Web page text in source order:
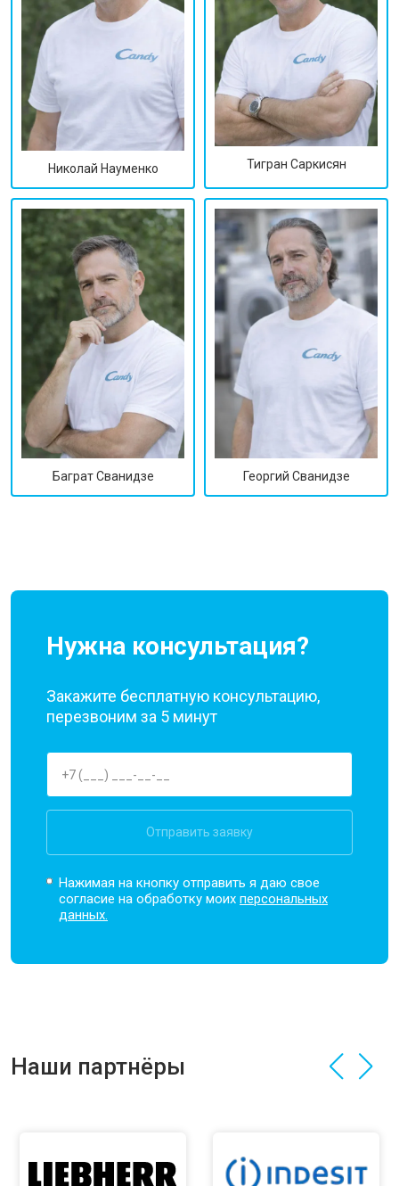
Николай Науменко Тигран Саркисян
Баграт Сванидзе Георгий Сванидзе
Нужна консультация?
Закажите бесплатную консультацию,
перезвоним за 5 минут
Отправить заявку
Нажимая на кнопку отправить я даю свое
согласие на обработку моихперсональных
данных.
Наши партнёры